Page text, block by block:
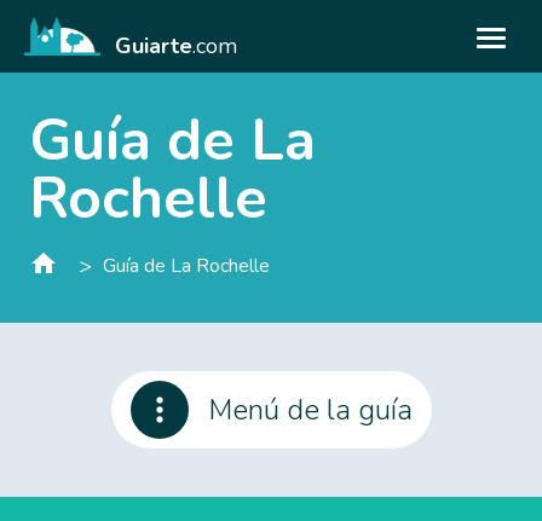
Guiarte.com
Guía de La
Rochelle
> Guía de La Rochelle
Menú de la guía